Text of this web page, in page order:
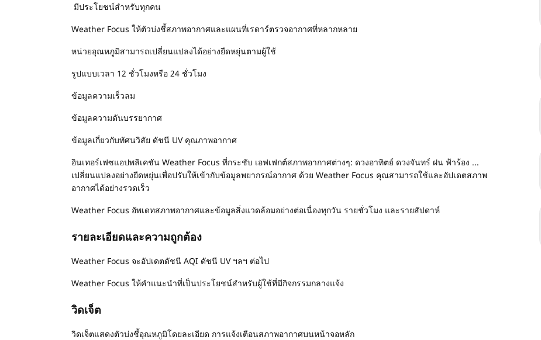
มีประโยชน์สำหรับทุกคน
Weather Focus ให้ตัวบ่งชี้สภาพอากาศและแผนที่เรดาร์ตรวจอากาศที่หลากหลาย
หน่วยอุณหภูมิสามารถเปลี่ยนแปลงได้อย่างยืดหยุ่นตามผู้ใช้
รูปแบบเวลา 12 ชั่วโมงหรือ 24 ชั่วโมง
ข้อมูลความเร็วลม
ข้อมูลความดันบรรยากาศ
ข้อมูลเกี่ยวกับทัศนวิสัย ดัชนี UV คุณภาพอากาศ
อินเทอร์เฟซแอปพลิเคชัน Weather Focus ที่กระชับ เอฟเฟกต์สภาพอากาศต่างๆ: ดวงอาทิตย์ ดวงจันทร์ ฝน ฟ้าร้อง ...
เปลี่ยนแปลงอย่างยืดหยุ่นเพื่อปรับให้เข้ากับข้อมูลพยากรณ์อากาศ ด้วย Weather Focus คุณสามารถใช้และอัปเดตสภาพ
อากาศได้อย่างรวดเร็ว
Weather Focus อัพเดทสภาพอากาศและข้อมูลสิ่งแวดล้อมอย่างต่อเนื่องทุกวัน รายชั่วโมง และรายสัปดาห์
รายละเอียดและความถูกต้อง
Weather Focus จะอัปเดตดัชนี AQI ดัชนี UV ฯลฯ ต่อไป
Weather Focus ให้คำแนะนำที่เป็นประโยชน์สำหรับผู้ใช้ที่มีกิจกรรมกลางแจ้ง
วิดเจ็ต
วิดเจ็ตแสดงตัวบ่งชี้อุณหภูมิโดยละเอียด การแจ้งเตือนสภาพอากาศบนหน้าจอหลัก